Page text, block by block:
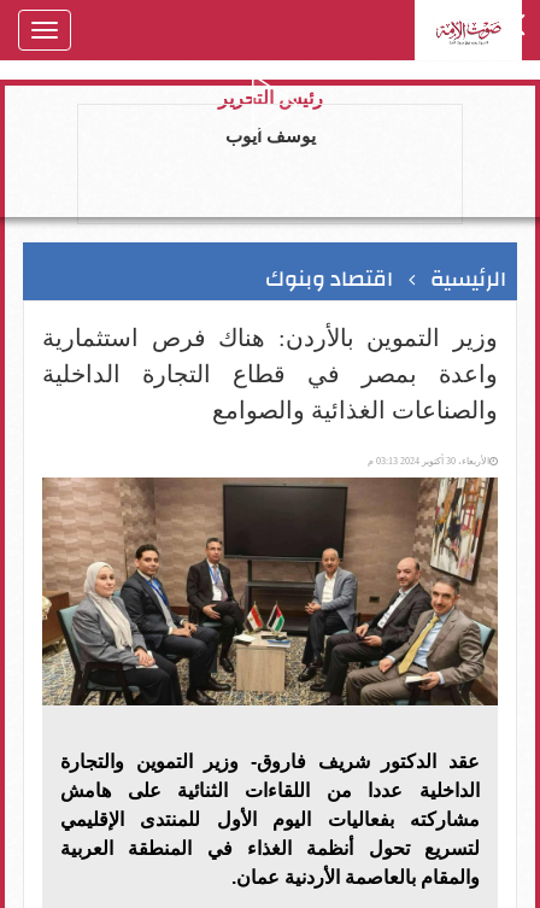
رئيس التحرير
يوسف ايوب
الرئيسية اقتصاد وبنوك
وزير التموين بالأردن: هناك فرص استثمارية
واعدة بمصر في قطاع التجارة الداخلية
والصناعات الغذائية والصوامع
الأربعاء، 30 أكتوبر 2024 03:13 م
عقد الدكتور شريف فاروق- وزير التموين والتجارة
الداخلية عددا من اللقاءات الثنائية على هامش
مشاركته بفعاليات اليوم الأول للمنتدى الإقليمي
لتسريع تحول أنظمة الغذاء في المنطقة العربية
والمقام بالعاصمة الأردنية عمان.